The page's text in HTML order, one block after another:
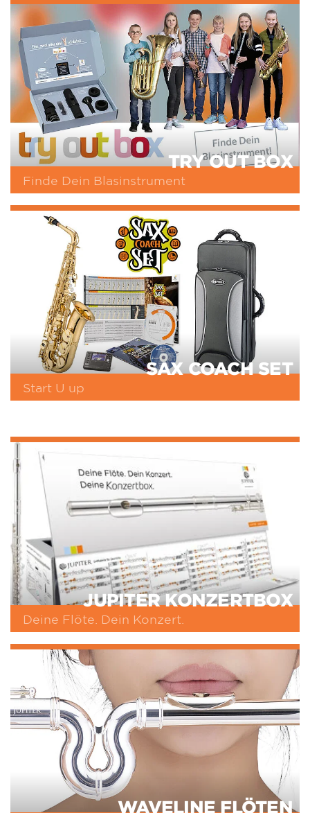
TRY OUT BOX
Finde Dein Blasinstrument
SAX COACH SET
Start U up
JUPITER KONZERTBOX
Deine Flöte. Dein Konzert.
WAVELINE FLÖTEN